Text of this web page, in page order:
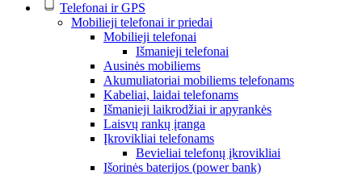
Telefonai ir GPS
Mobilieji telefonai ir priedai
Mobilieji telefonai
Išmanieji telefonai
Ausinės mobiliems
Akumuliatoriai mobiliems telefonams
Kabeliai, laidai telefonams
Išmanieji laikrodžiai ir apyrankės
Laisvų rankų įranga
Įkrovikliai telefonams
Bevieliai telefonų įkrovikliai
Išorinės baterijos (power bank)